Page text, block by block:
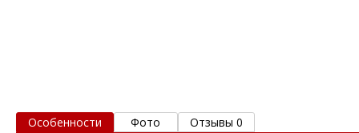
Особенности Фото Отзывы 0